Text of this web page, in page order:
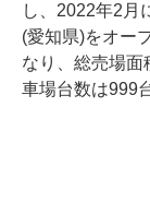
し、2022年2月
(愛知県)をオー
なり、総売場面
車場台数は999